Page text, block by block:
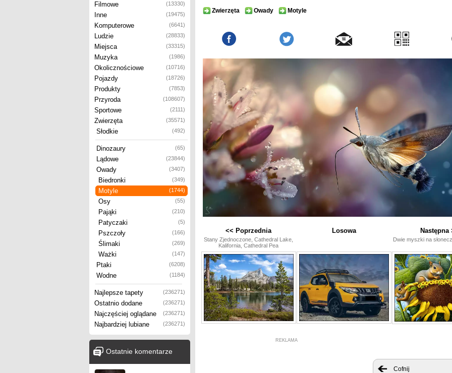
Filmowe (13330)
Inne (19475)
Komputerowe (6641)
Ludzie (28833)
Miejsca (33315)
Muzyka (1986)
Okolicznościowe (10716)
Pojazdy (18726)
Produkty (7853)
Przyroda (108607)
Sportowe (2111)
Zwierzęta (35571)
Słodkie (492)
Dinozaury (65)
Lądowe (23844)
Owady (3407)
Biedronki (349)
Motyle (1744)
Osy (55)
Pająki (210)
Patyczaki (5)
Pszczoły (166)
Ślimaki (269)
Ważki (147)
Ptaki (6208)
Wodne (1184)
Najlepsze tapety (236271)
Ostatnio dodane (236271)
Najczęściej oglądane (236271)
Najbardziej lubiane (236271)
Ostatnie komentarze
Zwierzęta Owady Motyle
<< Poprzednia
Stany Zjednoczone, Cathedral Lake,
Kalifornia, Cathedral Pea
Losowa Następna
Dwie myszki na
REKLAMA
Cofnij